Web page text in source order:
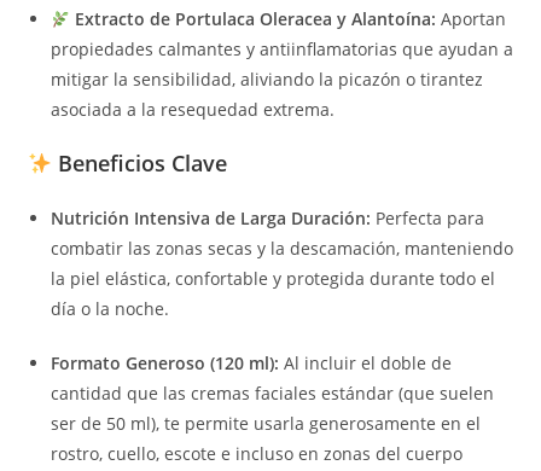
Extracto de Portulaca Oleracea y Alantoína: Aportan
propiedades calmantes y antiinflamatorias que ayudan a
mitigar la sensibilidad, aliviando la picazón o tirantez
asociada a la resequedad extrema.
Beneficios Clave
Nutrición Intensiva de Larga Duración: Perfecta para
combatir las zonas secas y la descamación, manteniendo
la piel elástica, confortable y protegida durante todo el
día o la noche.
Formato Generoso (120 ml): Al incluir el doble de
cantidad que las cremas faciales estándar (que suelen
ser de 50 ml), te permite usarla generosamente en el
rostro, cuello, escote e incluso en zonas del cuerpo